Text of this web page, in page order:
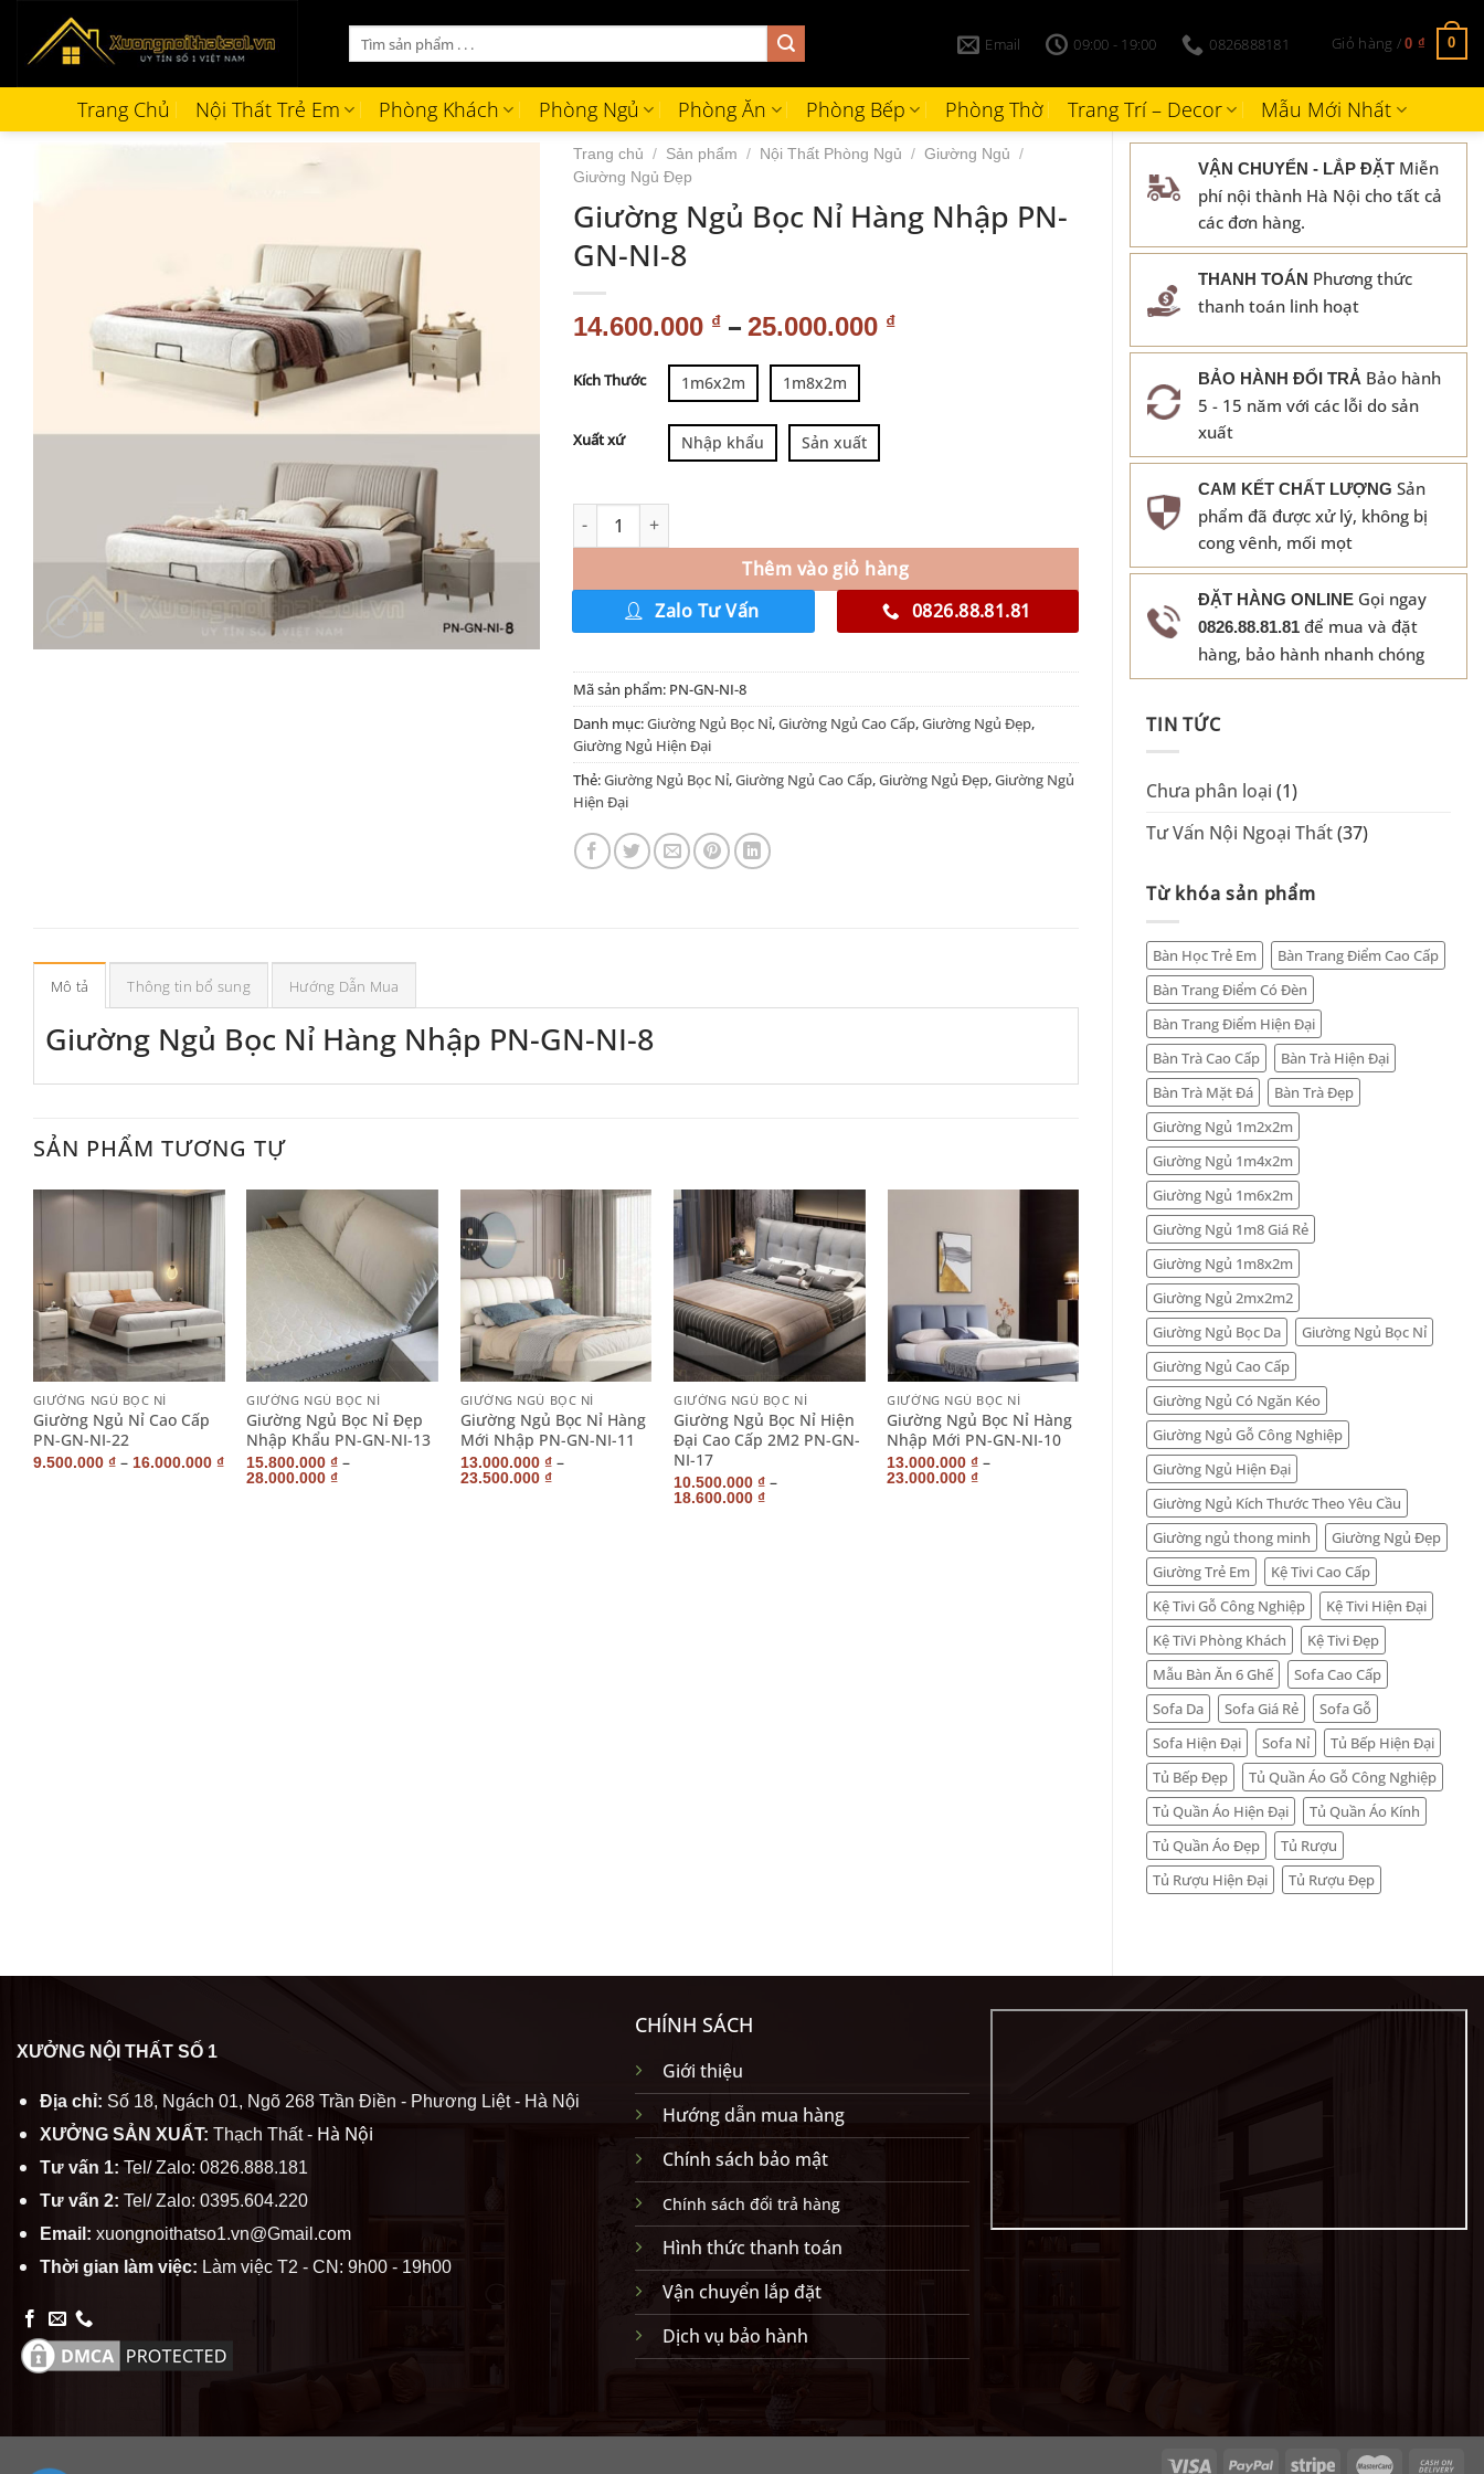
Tìm
kiếm:
Email 09:00 - 19:00 0826888181 Giỏ hàng /0 ₫ 0
Trang Chủ Nội Thất Trẻ Em Phòng Khách Phòng Ngủ Phòng Ăn Phòng Bếp Phòng Thờ Trang Trí – Decor Mẫu Mới Nhất
VẬN CHUYỂN - LẮP ĐẶT Miễn
phí nội thành Hà Nội cho tất cả
các đơn hàng.
THANH TOÁN Phương thức
thanh toán linh hoạt
BẢO HÀNH ĐỔI TRẢ Bảo hành
5 - 15 năm với các lỗi do sản
xuất
CAM KẾT CHẤT LƯỢNG Sản
phẩm đã được xử lý, không bị
cong vênh, mối mọt
ĐẶT HÀNG ONLINE Gọi ngay
0826.88.81.81 để mua và đặt
hàng, bảo hành nhanh chóng
TIN TỨC
Chưa phân loại (1)
Tư Vấn Nội Ngoại Thất(37)
Từ khóa sản phẩm
Bàn Học Trẻ Em
Bàn Trang Điểm Cao Cấp
Bàn Trang Điểm Có Đèn
Bàn Trang Điểm Hiện Đại
Bàn Trà Cao Cấp
Bàn Trà Hiện Đại
Bàn Trà Mặt Đá
Bàn Trà Đẹp
Giường Ngủ 1m2x2m
Giường Ngủ 1m4x2m
Giường Ngủ 1m6x2m
Giường Ngủ 1m8 Giá Rẻ
Giường Ngủ 1m8x2m
Giường Ngủ 2mx2m2
Giường Ngủ Bọc Da
Giường Ngủ Bọc Nỉ
Giường Ngủ Cao Cấp
Giường Ngủ Có Ngăn Kéo
Giường Ngủ Gỗ Công Nghiệp
Giường Ngủ Hiện Đại
Giường Ngủ Kích Thước Theo Yêu Cầu
Giường ngủ thong minh
Giường Ngủ Đẹp
Giường Trẻ Em
Kệ Tivi Cao Cấp
Kệ Tivi Gỗ Công Nghiệp
Kệ Tivi Hiện Đại
Kệ TiVi Phòng Khách
Kệ Tivi Đẹp
Mẫu Bàn Ăn 6 Ghế
Sofa Cao Cấp
Sofa Da
Sofa Giá Rẻ
Sofa Gỗ
Sofa Hiện Đại
Sofa Nỉ
Tủ Bếp Hiện Đại
Tủ Bếp Đẹp
Tủ Quần Áo Gỗ Công Nghiệp
Tủ Quần Áo Hiện Đại
Tủ Quần Áo Kính
Tủ Quần Áo Đẹp
Tủ Rượu
Tủ Rượu Hiện Đại
Tủ Rượu Đẹp
Trang chủ / Sản phẩm / Nội Thất Phòng Ngủ / Giường Ngủ
/
Giường Ngủ Đẹp
Giường Ngủ Bọc Nỉ Hàng Nhập PN-
GN-NI-8
14.600.000 ₫– 25.000.000 ₫
Kích Thước 1m6x2m 1m8x2m
Xuất xứ Nhập khẩu Sản xuất
Thêm vào giỏ hàng
Zalo Tư Vấn 0826.88.81.81
Mã sản phẩm: PN-GN-NI-8
Danh mục:Giường Ngủ Bọc Nỉ,Giường Ngủ Cao Cấp,Giường Ngủ Đẹp,
Giường Ngủ Hiện Đại
Thẻ:Giường Ngủ Bọc Nỉ,Giường Ngủ Cao Cấp,Giường Ngủ Đẹp,Giường Ngủ
Hiện Đại
Mô tả Thông tin bổ sung Hướng Dẫn Mua
Giường Ngủ Bọc Nỉ Hàng Nhập PN-GN-NI-8
SẢN PHẨM TƯƠNG TỰ
+
GIƯỜNG NGỦ BỌC NỈ
Giường Ngủ Nỉ Cao Cấp
PN-GN-NI-22
9.500.000 ₫– 16.000.000 ₫
+
GIƯỜNG NGỦ BỌC NỈ
Giường Ngủ Bọc Nỉ Đẹp
Nhập Khẩu PN-GN-NI-13
15.800.000₫ –
28.000.000₫
+
GIƯỜNG NGỦ BỌC NỈ
Giường Ngủ Bọc Nỉ Hàng
Mới Nhập PN-GN-NI-11
13.000.000 ₫–
23.500.000 ₫
+
GIƯỜNG NGỦ BỌC NỈ
Giường Ngủ Bọc Nỉ Hiện
Đại Cao Cấp 2M2 PN-GN-
NI-17
10.500.000 ₫–
18.600.000 ₫
+
GIƯỜNG NGỦ BỌC NỈ
Giường Ngủ Bọc Nỉ Hàng
Nhập Mới PN-GN-NI-10
13.000.000₫ –
23.000.000₫
GIƯỜNG NGỦ BỌC NỈ
Giường Ngủ Bọc Nỉ Đẹp
Hiện Đại Hàng Nhập PN-
GN-NI-4
16.000.000₫–
29.000.000₫
XƯỞNG NỘI THẤT SỐ 1
Địa chỉ: Số 18, Ngách 01, Ngõ 268 Trần Điền - Phương Liệt - Hà Nội
XƯỞNG SẢN XUẤT: Thạch Thất -Hà Nội
Tư vấn 1: Tel/ Zalo: 0826.888.181
Tư vấn 2: Tel/ Zalo: 0395.604.220
Email: xuongnoithatso1.vn@Gmail.com
Thời gian làm việc: Làm việc T2 - CN: 9h00 - 19h00
CHÍNH SÁCH
Giới thiệu
Hướng dẫn mua hàng
Chính sách bảo mật
Chính sách đổi trả hàng
Hình thức thanh toán
Vận chuyển lắp đặt
Dịch vụ bảo hành